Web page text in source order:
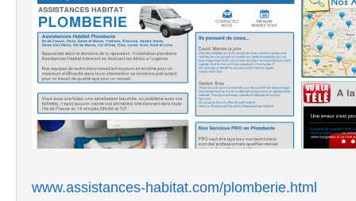
www.assistances-habitat.com/plomberie.html